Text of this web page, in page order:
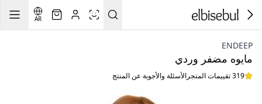
AR
ENDEEP
مايوه مضفر وردي
319 تقييمات المتجر الأسئلة والأجوبة عن المنتج